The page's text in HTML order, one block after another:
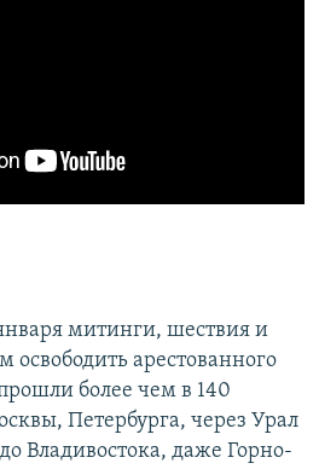
митинги, шествия и
освободить арестованного
более чем в 140
Петербурга, через Урал
Владивостока, даже Горно-